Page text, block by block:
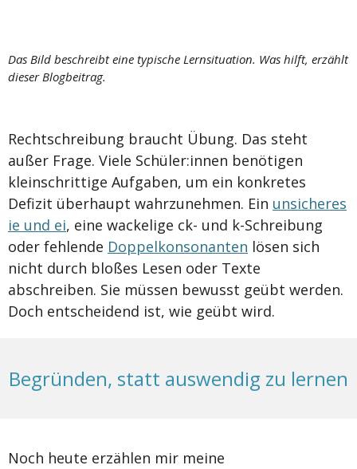
Das Bild beschreibt eine typische Lernsituation. Was hilft, erzählt
dieser Blogbeitrag.
Rechtschreibung braucht Übung. Das steht
außer Frage. Viele Schüler:innen benötigen
kleinschrittige Aufgaben, um ein konkretes
Defizit überhaupt wahrzunehmen. Ein unsicheres
ie und ei, eine wackelige ck- und k-Schreibung
oder fehlende Doppelkonsonanten lösen sich
nicht durch bloßes Lesen oder Texte
abschreiben. Sie müssen bewusst geübt werden.
Doch entscheidend ist, wie geübt wird.
Begründen, statt auswendig zu lernen
Noch heute erzählen mir meine